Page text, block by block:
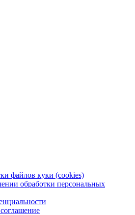
файлов куки (cookies)
обработки персональных